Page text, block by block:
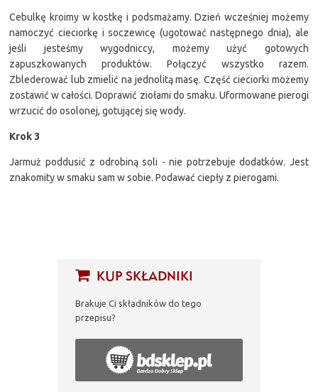
KUP SKŁADNIKI
Brakuje Ci składników do tego
przepisu?
Cebulkę kroimy w kostkę i podsmażamy. Dzień wcześniej możemy
namoczyć cieciorkę i soczewicę (ugotować następnego dnia), ale
jeśli jesteśmy wygodniccy, możemy użyć gotowych
zapuszkowanych produktów. Połączyć wszystko razem.
Zblederować lub zmielić na jednolitą masę. Część cieciorki możemy
zostawić w całości. Doprawić ziołami do smaku. Uformowane pierogi
wrzucić do osolonej, gotującej się wody.
Krok 3
Jarmuż poddusić z odrobiną soli - nie potrzebuje dodatków. Jest
znakomity w smaku sam w sobie. Podawać ciepły z pierogami.